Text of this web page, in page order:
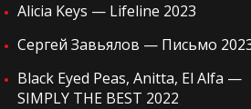
Alicia Keys — Lifeline 2023
Сергей Завьялов — Письмо
Black Eyed Peas, Anitta, El Alfa —
SIMPLY THE BEST 2022